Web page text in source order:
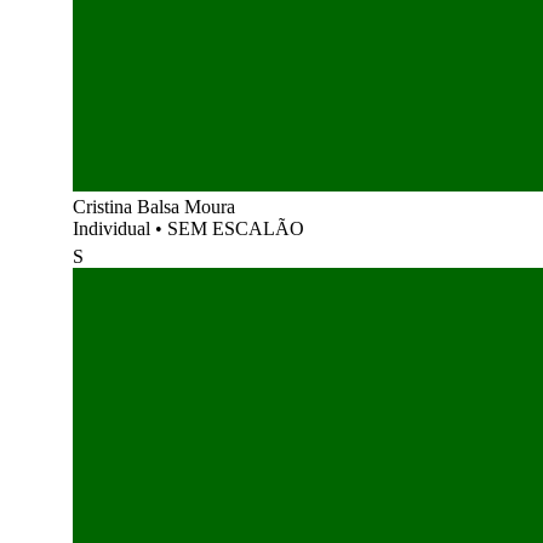
Cristina Balsa Moura
Individual • SEM ESCALÃO
S